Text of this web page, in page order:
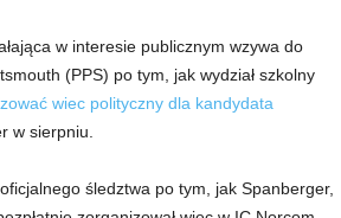
w interesie publicznym wzywa do
(PPS) po tym, jak wydział szkolny
wiec polityczny dla kandydata
w sierpniu.
śledztwa po tym, jak Spanberger,